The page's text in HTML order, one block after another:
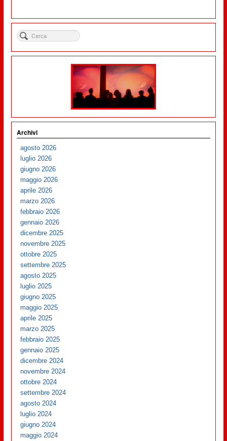
Archivi
agosto 2026
luglio 2026
giugno 2026
maggio 2026
aprile 2026
marzo 2026
febbraio 2026
gennaio 2026
dicembre 2025
novembre 2025
ottobre 2025
settembre 2025
agosto 2025
luglio 2025
giugno 2025
maggio 2025
aprile 2025
marzo 2025
febbraio 2025
gennaio 2025
dicembre 2024
novembre 2024
ottobre 2024
settembre 2024
agosto 2024
luglio 2024
giugno 2024
maggio 2024